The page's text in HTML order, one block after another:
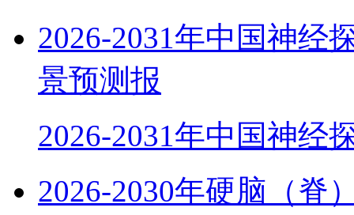
2026-2031年中国神经
景预测报
2026-2031年中国神经
2026-2030年硬脑（脊